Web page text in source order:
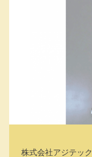
株式会社アジテック